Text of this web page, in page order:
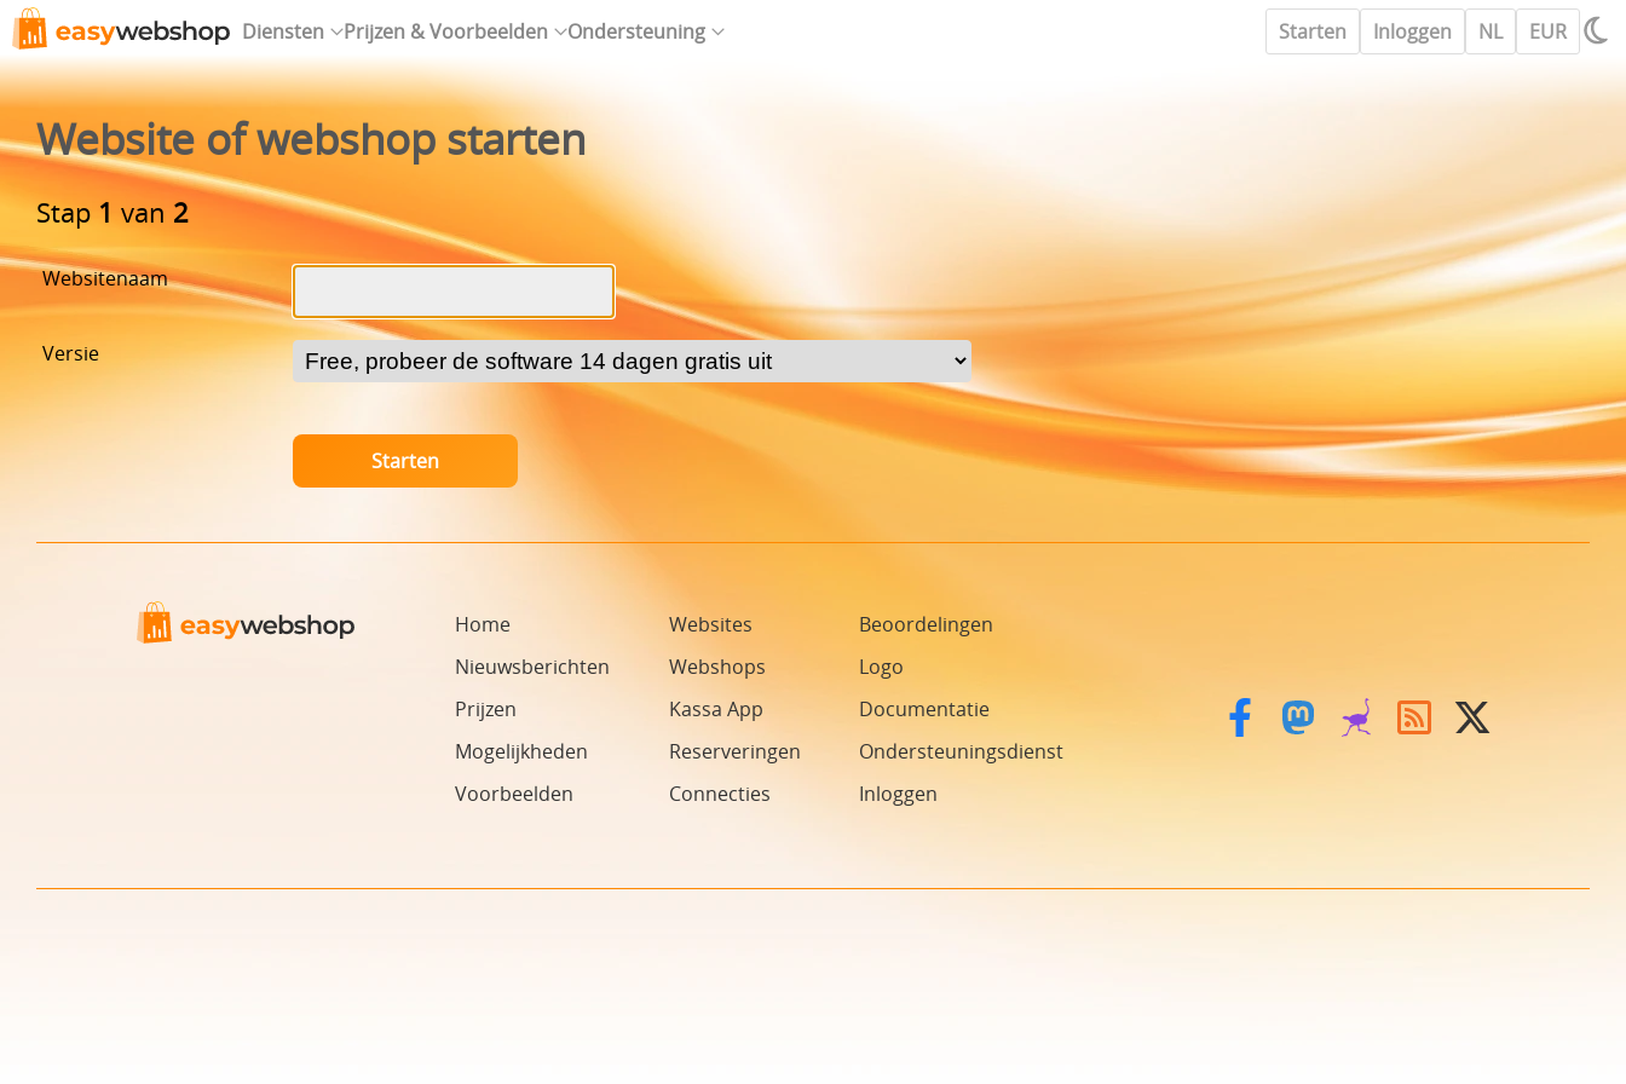
Diensten Prijzen & Voorbeelden Ondersteuning Starten Inloggen NL EUR
Website of webshop starten
Stap1 van 2
Websitenaam
Versie
Home
Nieuwsberichten
Prijzen
Mogelijkheden
Voorbeelden
Websites
Webshops
Kassa App
Reserveringen
Connecties
Beoordelingen
Logo
Documentatie
Ondersteuningsdienst
Inloggen